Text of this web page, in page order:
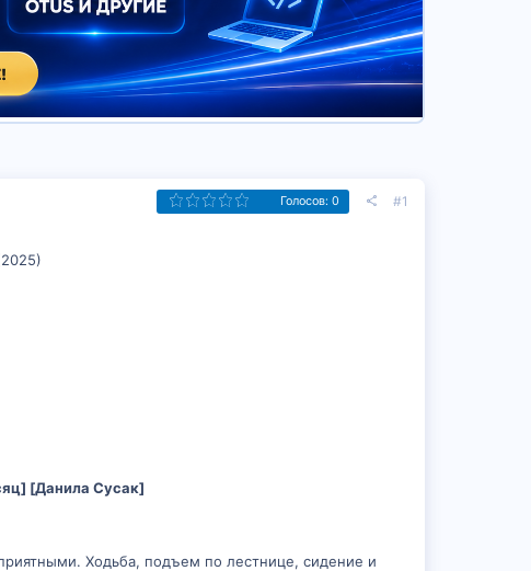
Голосов: 0 #1
[Данила Сусак]
Ходьба, подъем по лестнице, сидение и